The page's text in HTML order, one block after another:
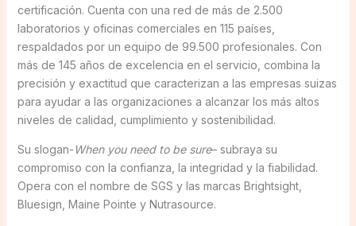
certificación. Cuenta con una red de más de 2.500
laboratorios y oficinas comerciales en 115 países,
respaldados por un equipo de 99.500 profesionales. Con
más de 145 años de excelencia en el servicio, combina la
precisión y exactitud que caracterizan a las empresas suizas
para ayudar a las organizaciones a alcanzar los más altos
niveles de calidad, cumplimiento y sostenibilidad.
Su slogan- When you need to be sure– subraya su
compromiso con la confianza, la integridad y la fiabilidad.
Opera con el nombre de SGS y las marcas Brightsight,
Bluesign, Maine Pointe y Nutrasource.